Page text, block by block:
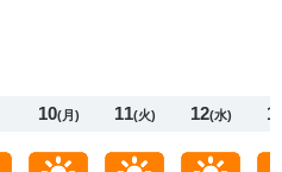
10(月) 11(火) 12(水)